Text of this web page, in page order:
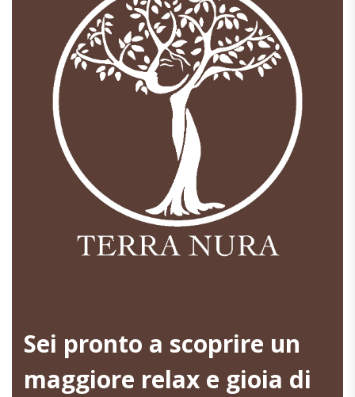
Sei pronto a scoprire un
maggiore relax e gioia di